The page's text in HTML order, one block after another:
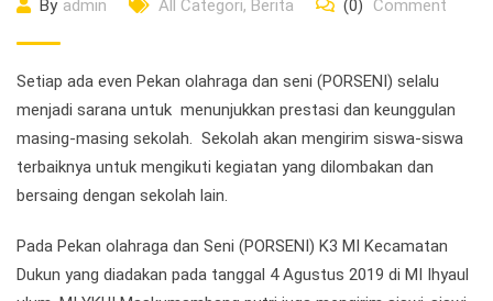
By admin All Categori, Berita (0) Comment
Setiap ada even Pekan olahraga dan seni (PORSENI) selalu
menjadi sarana untuk menunjukkan prestasi dan keunggulan
masing-masing sekolah. Sekolah akan mengirim siswa-siswa
terbaiknya untuk mengikuti kegiatan yang dilombakan dan
bersaing dengan sekolah lain.
Pada Pekan olahraga dan Seni (PORSENI) K3 MI Kecamatan
Dukun yang diadakan pada tanggal 4 Agustus 2019 di MI Ihyaul